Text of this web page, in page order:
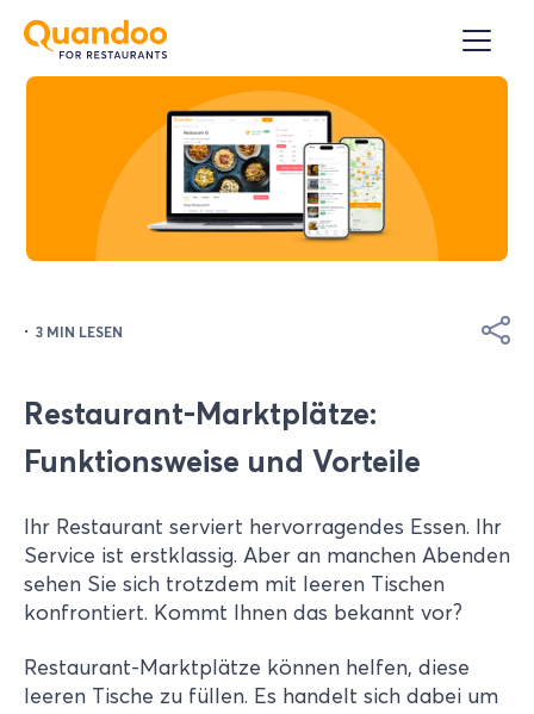
· 3 MIN LESEN
Restaurant-Marktplätze:
Funktionsweise und Vorteile
Ihr Restaurant serviert hervorragendes Essen. Ihr
Service ist erstklassig. Aber an manchen Abenden
sehen Sie sich trotzdem mit leeren Tischen
konfrontiert. Kommt Ihnen das bekannt vor?
Restaurant-Marktplätze können helfen, diese
leeren Tische zu füllen. Es handelt sich dabei um